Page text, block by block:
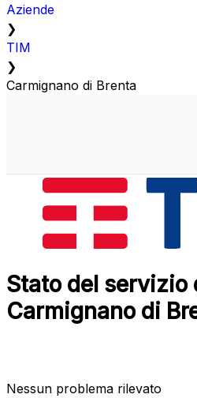
Aziende
❯
TIM
❯
Carmignano di Brenta
Stato del servizio
Carmignano di
Nessun problema rilevato